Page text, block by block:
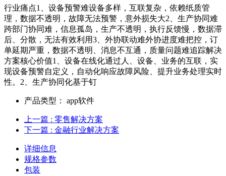
行业痛点1、设备预警难设备多样，互联复杂，依赖纸质管
理，数据不透明，故障无法预警，意外损失大2、生产协同难
跨部门协同难，信息孤岛，生产不透明，执行反馈慢，数据滞
后、分散，无法有效利用3、外协联动难外协进度难把控，订
单延期严重，数据不透明、消息不互通，质量问题难追踪解决
方案核心价值1、设备在线化通过人、设备、业务的互联，实
现设备预警自定义，自动化响应故障风险、提升业务处理实时
性。2、生产协同化基于钉
产品类型： app软件
上一篇 : 零售解决方案
下一篇 : 金融行业解决方案
详细信息
规格参数
包装